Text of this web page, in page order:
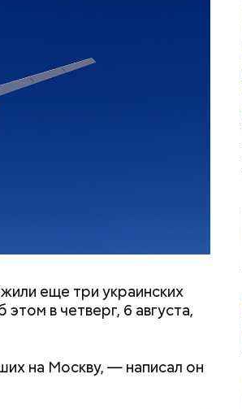
день
какие
еще три украинских
в четверг, 6 августа,
на Москву, — написал он